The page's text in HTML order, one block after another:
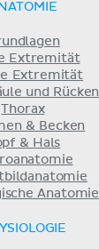
Extremität
Extremität
und Rücken
Thorax
& Becken
& Hals
Anatomie